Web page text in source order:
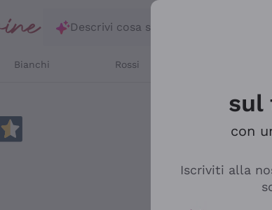
Descrivi cosa stai cercando
Bianchi Rossi
sul
con
Iscriviti alla